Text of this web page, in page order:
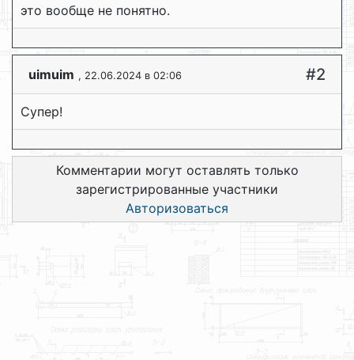
это вообще не понятно.
uimuim , 22.06.2024 в 02:06 #2
Супер!
Комментарии могут оставлять только
зарегистрированные участники
Авторизоваться